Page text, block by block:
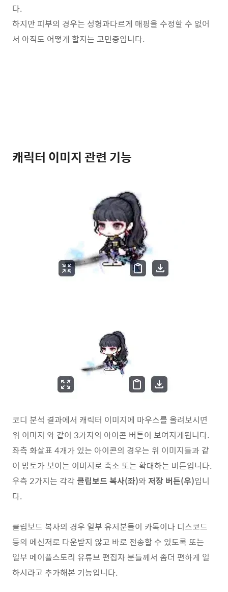
다.
하지만 피부의 경우는 성형과다르게 매핑을 수정할 수 없어
서 아직도 어떻게 할지는 고민중입니다.
캐릭터 이미지 관련 기능
코디 분석 결과에서 캐릭터 이미지에 마우스를 올려보시면
위 이미지 와 같이 3가지의 아이콘 버튼이 보여지게됩니다.
좌측 화살표 4개가 있는 아이콘의 경우는 위 이미지들과 같
이 망토가 보이는 이미지로 축소 또는 확대하는 버튼입니다.
우측 2가지는 각각 클립보드 복사(좌)와저장 버튼(우)입니
다.
클립보드 복사의 경우 일부 유저분들이 카톡이나 디스코드
등의 메신저로 다운받지 않고 바로 전송할 수 있도록 또는
일부 메이플스토리 유튜브 편집자 분들께서 좀더 편하게 일
하시라고 추가해본 기능입니다.